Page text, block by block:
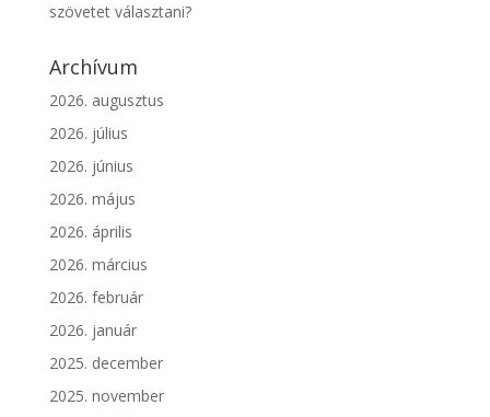
szövetet választani?
Archívum
2026. augusztus
2026. július
2026. június
2026. május
2026. április
2026. március
2026. február
2026. január
2025. december
2025. november